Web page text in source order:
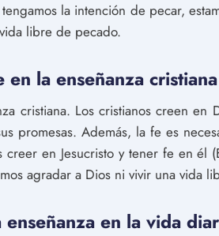
la intención de pecar,
libre de pecado.
la enseñanza cristiana
cristiana. Los cristianos creen
promesas. Además, la fe es
en Jesucristo y tener fe en él
agradar a Dios ni vivir una vida
en la vida